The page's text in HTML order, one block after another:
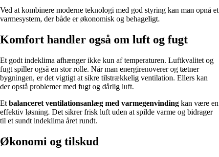
Ved at kombinere moderne teknologi med god styring kan man opnå et
varmesystem, der både er økonomisk og behageligt.
Komfort handler også om luft og fugt
Et godt indeklima afhænger ikke kun af temperaturen. Luftkvalitet og
fugt spiller også en stor rolle. Når man energirenoverer og tætner
bygningen, er det vigtigt at sikre tilstrækkelig ventilation. Ellers kan
der opstå problemer med fugt og dårlig luft.
Et balanceret ventilationsanlæg med varmegenvinding kan være en
effektiv løsning. Det sikrer frisk luft uden at spilde varme og bidrager
til et sundt indeklima året rundt.
Økonomi og tilskud